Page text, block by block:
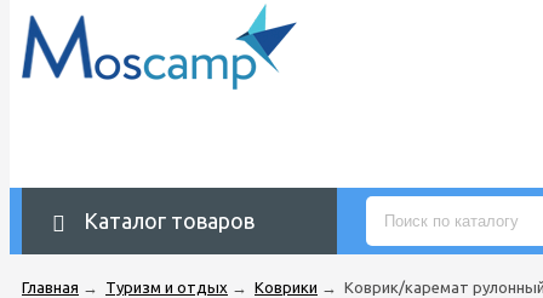
Каталог товаров
Главная → Туризм и отдых → Коврики → Коврик/каремат